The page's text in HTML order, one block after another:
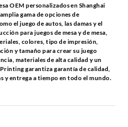
OEM personalizados en Shanghai
gama de opciones de
el juego de autos, las damas y el
para juegos de mesa y de mesa,
colores, tipo de impresión,
y tamaño para crear su juego
materiales de alta calidad y un
garantiza garantía de calidad,
y entrega a tiempo en todo el mundo.